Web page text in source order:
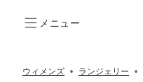
メニュー
ウィメンズ ランジェリー